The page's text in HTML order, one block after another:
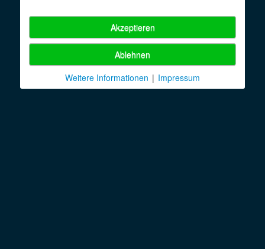
Akzeptieren
Ablehnen
Weitere Informationen | Impressum